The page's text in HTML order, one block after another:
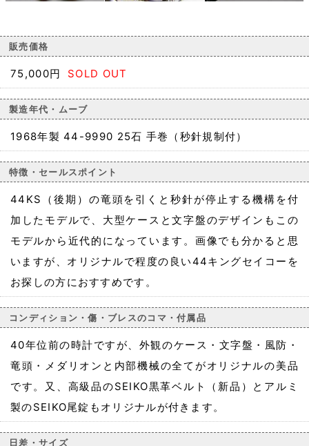
販売価格
75,000円 SOLD OUT
製造年代・ムーブ
1968年製 44-9990 25石 手巻（秒針規制付）
特徴・セールスポイント
44KS（後期）の竜頭を引くと秒針が停止する機構を付
加したモデルで、大型ケースと文字盤のデザインもこの
モデルから近代的になっています。画像でも分かると思
いますが、オリジナルで程度の良い44キングセイコーを
お探しの方におすすめです。
コンディション・傷・ブレスのコマ・付属品
40年位前の時計ですが、外観のケース・文字盤・風防・
竜頭・メダリオンと内部機械の全てがオリジナルの美品
です。又、高級品のSEIKO黒革ベルト（新品）とアルミ
製のSEIKO尾錠もオリジナルが付きます。
日差・サイズ